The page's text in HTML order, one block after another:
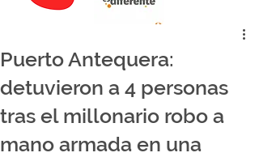
Puerto Antequera:
detuvieron a 4 personas
tras el millonario robo a
mano armada en una